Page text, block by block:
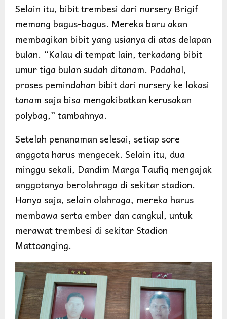
Selain itu, bibit trembesi dari nursery Brigif
memang bagus-bagus. Mereka baru akan
membagikan bibit yang usianya di atas delapan
bulan. “Kalau di tempat lain, terkadang bibit
umur tiga bulan sudah ditanam. Padahal,
proses pemindahan bibit dari nursery ke lokasi
tanam saja bisa mengakibatkan kerusakan
polybag,” tambahnya.
Setelah penanaman selesai, setiap sore
anggota harus mengecek. Selain itu, dua
minggu sekali, Dandim Marga Taufiq mengajak
anggotanya berolahraga di sekitar stadion.
Hanya saja, selain olahraga, mereka harus
membawa serta ember dan cangkul, untuk
merawat trembesi di sekitar Stadion
Mattoanging.